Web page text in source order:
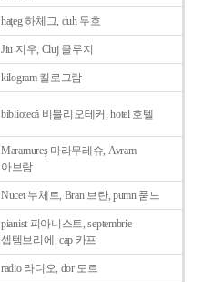
haţeg 하체그, duh 두흐
Jiu 지우, Cluj 클루지
kilogram 킬로그람
bibliotecǎ 비블리오테커, hotel 호텔
Maramureş 마라무레슈, Avram
아브람
Nucet 누체트, Bran 브란, pumn 품느
pianist 피아니스트, septembrie
셉템브리에, cap 카프
radio 라디오, dor 도르